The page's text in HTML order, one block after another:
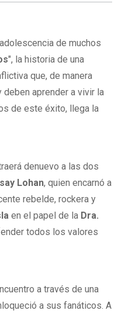
de muchos
", la historia de una
que, de manera
aprender a vivir la
de este éxito, llega la
denuevo a las dos
Lohan, quien encarnó a
rebelde, rockera y
en el papel de la Dra.
todos los valores
a través de una
a sus fanáticos. A